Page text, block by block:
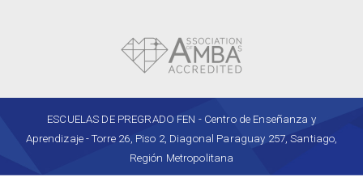
ESCUELAS DE PREGRADO FEN - Centro de Enseñanza y
Aprendizaje - Torre 26, Piso 2, Diagonal Paraguay 257, Santiago,
Región Metropolitana